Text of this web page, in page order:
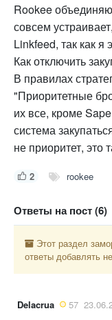
Rookee
совсем
Linkfeed, так как я
Как отключить
В правилах
"Приоритетные
их все, кроме
система
не приоритет, это
2 rookee
Ответы на пост (6)
Этот раздел
ответы добавлять
Delacrua 57